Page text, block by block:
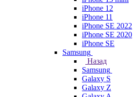
iPhone 12
iPhone 11
iPhone SE 2022
iPhone SE 2020
iPhone SE
Samsung
Назад
Samsung
Galaxy S
Galaxy Z